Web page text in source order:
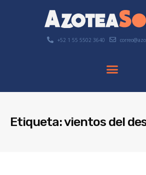
+52 1 55 5502 3640
Etiqueta: vientos del